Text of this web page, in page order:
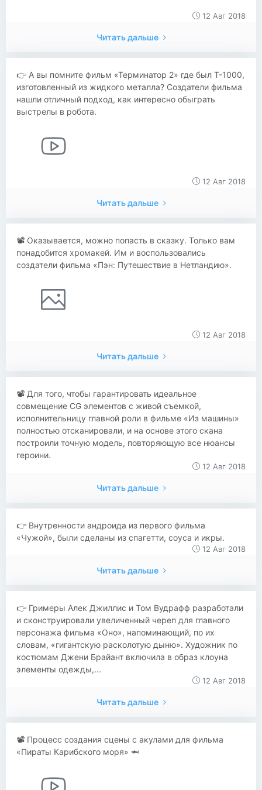
12 Авг 2018
Читать дальше
👉 А вы помните фильм «Терминатор 2» где был Т-1000,
изготовленный из жидкого металла? Создатели фильма
нашли отличный подход, как интересно обыграть
выстрелы в робота.
12 Авг 2018
Читать дальше
📽 Оказывается, можно попасть в сказку. Только вам
понадобится хромакей. Им и воспользовались
создатели фильма «Пэн: Путешествие в Нетландию».
12 Авг 2018
Читать дальше
​​📽 Для того, чтобы гарантировать идеальное
совмещение CG элементов с живой съемкой,
исполнительницу главной роли в фильме «Из машины»
полностью отсканировали, и на основе этого скана
построили точную модель, повторяющую все нюансы
героини.
12 Авг 2018
Читать дальше
​​👉 Внутренности андроида из первого фильма
«Чужой», были сделаны из спагетти, соуса и икры.
12 Авг 2018
Читать дальше
​​👉 Гримеры Алек Джиллис и Том Вудрафф разработали
и сконструировали увеличенный череп для главного
персонажа фильма «Оно», напоминающий, по их
словам, «гигантскую расколотую дыню». Художник по
костюмам Джени Брайант включила в образ клоуна
элементы одежды,...
12 Авг 2018
Читать дальше
📽 Процесс создания сцены с акулами для фильма
«Пираты Карибского моря» 🦈